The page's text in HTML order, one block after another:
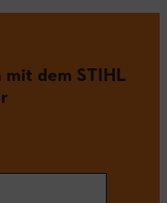
dem STIHL